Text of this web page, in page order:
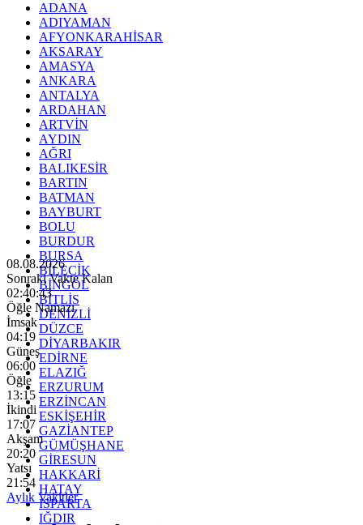
ADANA
ADIYAMAN
AFYONKARAHİSAR
AKSARAY
AMASYA
ANKARA
ANTALYA
ARDAHAN
ARTVİN
AYDIN
AĞRI
BALIKESİR
BARTIN
BATMAN
BAYBURT
BOLU
BURDUR
BURSA
BİLECİK
BİNGÖL
BİTLİS
DENİZLİ
DÜZCE
DİYARBAKIR
EDİRNE
ELAZIĞ
ERZURUM
ERZİNCAN
ESKİŞEHİR
GAZİANTEP
GÜMÜŞHANE
GİRESUN
HAKKARİ
HATAY
ISPARTA
IĞDIR
08.08.2026
Sonraki Vakte Kalan
02:40:41
Öğle Namazı
İmsak
04:19
Güneş
06:00
Öğle
13:15
İkindi
17:07
Akşam
20:20
Yatsı
21:54
Aylık Vakitler